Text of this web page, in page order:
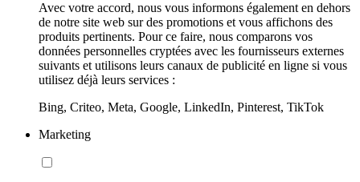
Avec votre accord, nous vous informons également en dehors
de notre site web sur des promotions et vous affichons des
produits pertinents. Pour ce faire, nous comparons vos
données personnelles cryptées avec les fournisseurs externes
suivants et utilisons leurs canaux de publicité en ligne si vous
utilisez déjà leurs services :
Bing, Criteo, Meta, Google, LinkedIn, Pinterest, TikTok
Marketing